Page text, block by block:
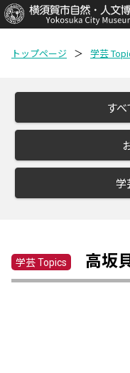
トップページ ＞ 学芸
す
学
学芸 Topics 高坂